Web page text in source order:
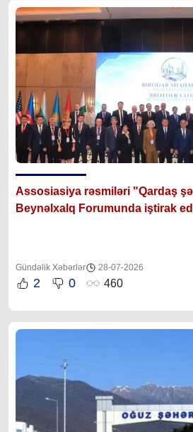
Assosiasiya rəsmiləri "Qardaş
Beynəlxalq Forumunda iştirak
Gündəlik Xəbərlər 28-07-2026
2 0 460